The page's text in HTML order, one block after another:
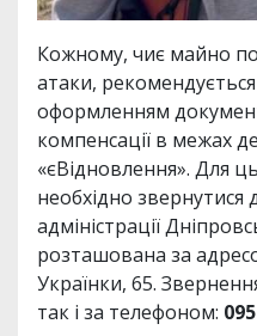
Кожному, чиє майно
атаки,
оформленням
компенсації в межах
«єВідновлення». Для
необхідно звернутися
адміністрації
розташована за
Українки, 65.
так і за телефоном: